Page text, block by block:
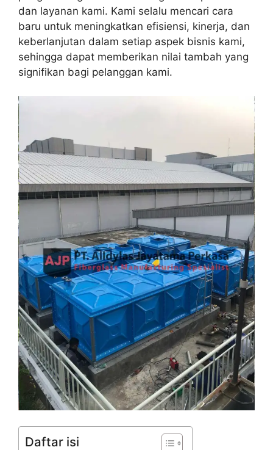
dan layanan kami. Kami selalu mencari cara
baru untuk meningkatkan efisiensi, kinerja, dan
keberlanjutan dalam setiap aspek bisnis kami,
sehingga dapat memberikan nilai tambah yang
signifikan bagi pelanggan kami.
Daftar isi